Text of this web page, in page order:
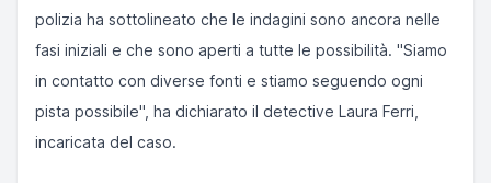
polizia ha sottolineato che le indagini sono ancora nelle
fasi iniziali e che sono aperti a tutte le possibilità. "Siamo
in contatto con diverse fonti e stiamo seguendo ogni
pista possibile", ha dichiarato il detective Laura Ferri,
incaricata del caso.